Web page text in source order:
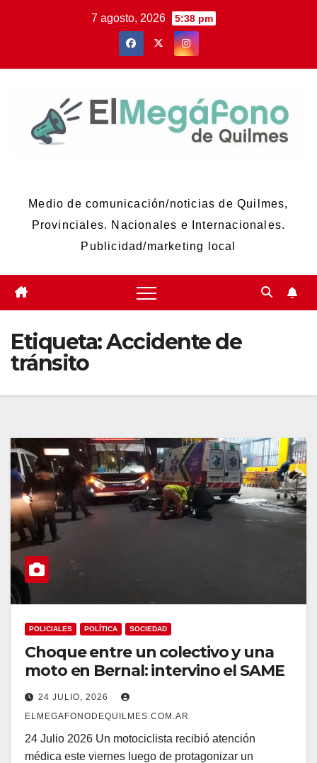
7 agosto, 2026 5:38 pm
Medio de comunicación/noticias de Quilmes,
Provinciales. Nacionales e Internacionales.
Publicidad/marketing local
Etiqueta:Accidente de
tránsito
POLICIALES POLÍTICA SOCIEDAD
Choque entre un colectivo y una
moto en Bernal: intervino el SAME
24 JULIO, 2026
ELMEGAFONODEQUILMES.COM.AR
24 Julio 2026 Un motociclista recibió atención
médica este viernes luego de protagonizar un